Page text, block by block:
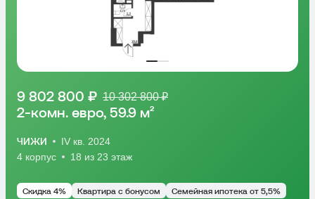
9 802 800 ₽ 10 302 800 ₽
2-комн. евро, 59.9 м²
ЧИЖИ
IV кв. 2024
4 корпус
18 из 23 этаж
Скидка 4% Квартира с бонусом
Семейная ипотека от 5,5%